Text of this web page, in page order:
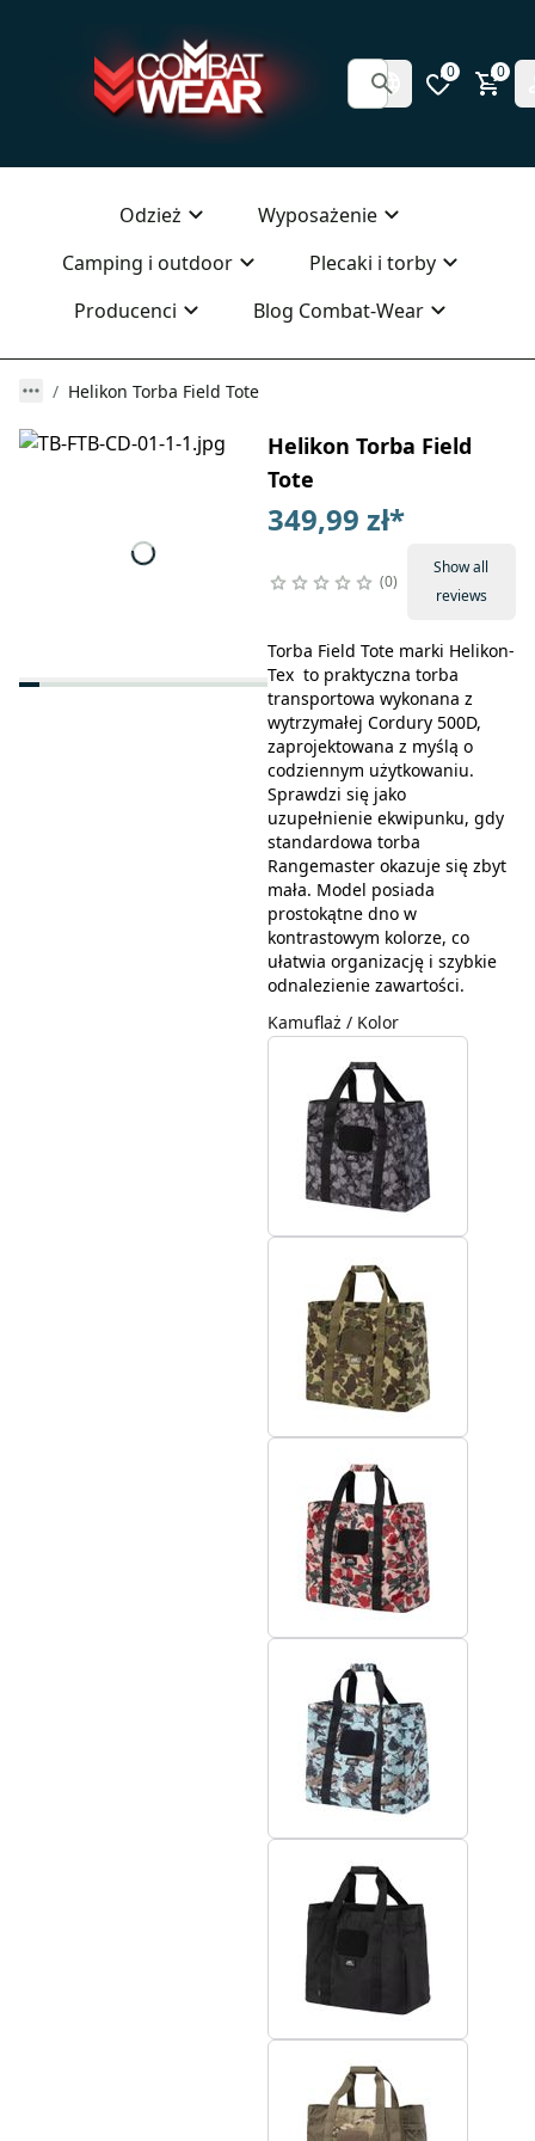
0 0
Odzież
Wyposażenie
Camping i outdoor
Plecaki i torby
Producenci
Blog Combat-Wear
Helikon Torba Field Tote
Helikon Torba Field
Tote
349,99 zł*
0
Show all
reviews
Torba Field Tote marki Helikon-
Tex to praktyczna torba
transportowa wykonana z
wytrzymałej Cordury 500D,
zaprojektowana z myślą o
codziennym użytkowaniu.
Sprawdzi się jako
uzupełnienie ekwipunku, gdy
standardowa torba
Rangemaster okazuje się zbyt
mała. Model posiada
prostokątne dno w
kontrastowym kolorze, co
ułatwia organizację i szybkie
odnalezienie zawartości.
Kamuflaż / Kolor